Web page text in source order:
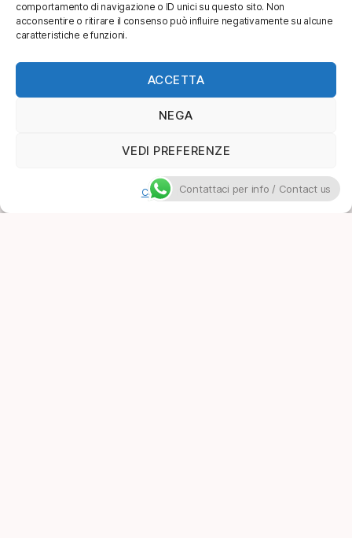
comportamento di navigazione o ID unici su questo sito. Non
acconsentire o ritirare il consenso può influire negativamente su alcune
caratteristiche e funzioni.
ACCETTA
NEGA
VEDI PREFERENZE
Cookie PolicyContattaci per info / Contact us